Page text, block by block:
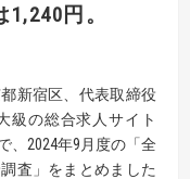
円。
新宿区、代表取締役
級の総合求人サイト
、2024年9月度の「全
査」をまとめました